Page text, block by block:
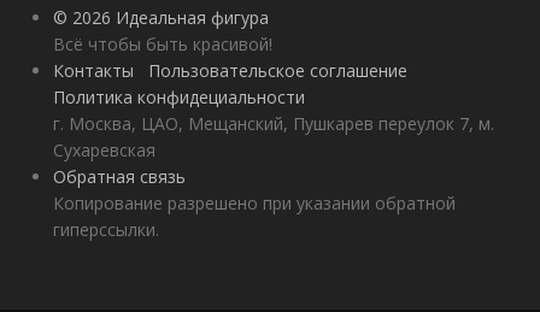
© 2026 Идеальная фигура
Всё чтобы быть красивой!
Контакты
Пользовательское соглашение
Политика конфидециальности
г. Москва, ЦАО, Мещанский, Пушкарев переулок 7, м.
Сухаревская
Обратная связь
Копирование разрешено при указании обратной
гиперссылки.